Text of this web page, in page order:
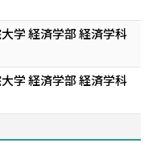
学 経済学部 経済学科
学 経済学部 経済学科